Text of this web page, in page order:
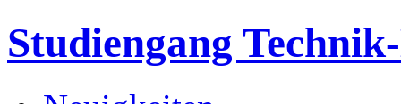
Studiengang